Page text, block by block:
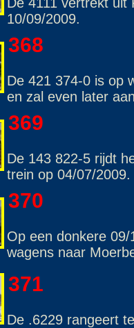
10/09/2009.
368
De 421 374-0 is op
en zal even later
369
De 143 822-5 rijdt
trein op 04/07/2009.
370
Op een donkere
wagens naar
371
De .6229 rangeert